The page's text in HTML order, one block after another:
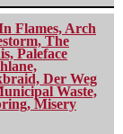
Flames, Arch
The
Paleface
Der Weg
Waste,
Misery